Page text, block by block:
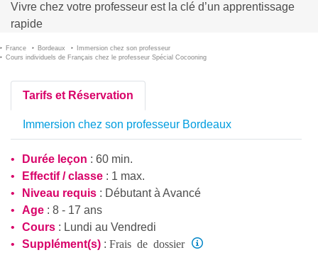
Vivre chez votre professeur est la clé d’un apprentissage
rapide
France Bordeaux
Immersion chez son professeur
Cours individuels de Français chez le professeur Spécial Cocooning
Tarifs et Réservation
Immersion chez son professeur Bordeaux
Durée leçon : 60 min.
Effectif / classe : 1 max.
Niveau requis : Débutantà Avancé
Age : 8 - 17 ans
Cours : Lundi au Vendredi
Supplément(s) : Frais de dossier